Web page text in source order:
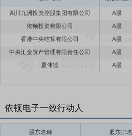
四川九洲投资控股集团有限公司
A股
依顿投资有限公司
A股
香港中央结算有限公司
A股
中央汇金资产管理有限责任公司
A股
夏伟德
A股
依顿电子一致行动人
股东名称 股东排名